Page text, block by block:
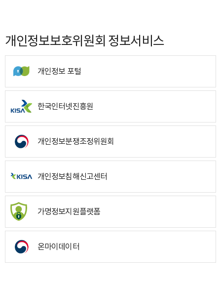
개인정보보호위원회 정보서비스
개인정보 포털
한국인터넷진흥원
개인정보분쟁조정위원회
개인정보침해신고센터
가명정보지원플랫폼
온마이데이터